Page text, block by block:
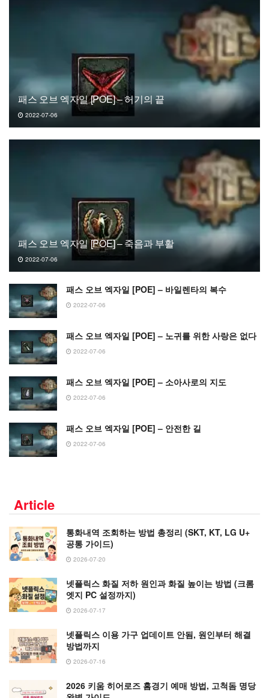
패스 오브 엑자일 [POE] – 허기의 끝
2022-07-06
패스 오브 엑자일 [POE] – 죽음과 부활
2022-07-06
패스 오브 엑자일 [POE] – 바일렌타의 복수
2022-07-06
패스 오브 엑자일 [POE] – 노귀를 위한 사랑은 없다
2022-07-06
패스 오브 엑자일 [POE] – 소아사로의 지도
2022-07-06
패스 오브 엑자일 [POE] – 안전한 길
2022-07-06
Article
통화내역 조회하는 방법 총정리 (SKT, KT, LG U+
공통 가이드)
2026-07-20
넷플릭스 화질 저하 원인과 화질 높이는 방법 (크롬
엣지 PC 설정까지)
2026-07-17
넷플릭스 이용 가구 업데이트 안됨, 원인부터 해결
방법까지
2026-07-16
2026 키움 히어로즈 홈경기 예매 방법, 고척돔 명당